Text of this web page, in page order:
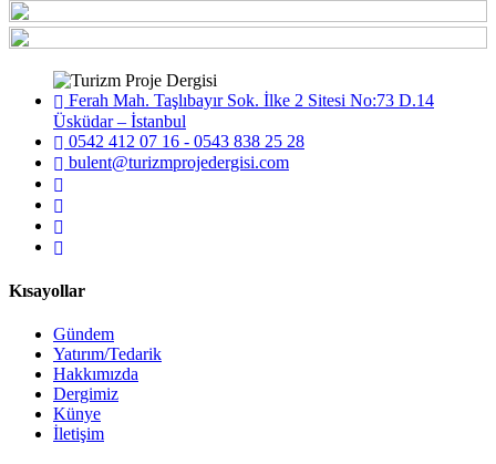
Ferah Mah. Taşlıbayır Sok. İlke 2 Sitesi No:73 D.14
Üsküdar – İstanbul
0542 412 07 16 - 0543 838 25 28
bulent@turizmprojedergisi.com
Kısayollar
Gündem
Yatırım/Tedarik
Hakkımızda
Dergimiz
Künye
İletişim